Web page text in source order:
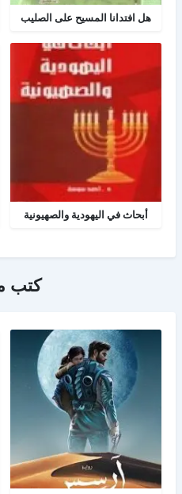
هل افتدانا المسيح على الصليب
أبحاث في اليهودية والصهيونية
كتب